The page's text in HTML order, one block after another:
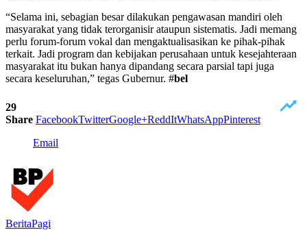
“Selama ini, sebagian besar dilakukan pengawasan mandiri oleh
masyarakat yang tidak terorganisir ataupun sistematis. Jadi memang
perlu forum-forum vokal dan mengaktualisasikan ke pihak-pihak
terkait. Jadi program dan kebijakan perusahaan untuk kesejahteraan
masyarakat itu bukan hanya dipandang secara parsial tapi juga
secara keseluruhan,” tegas Gubernur. #bel
29
Share FacebookTwitterGoogle+ReddItWhatsAppPinterest
Email
BeritaPagi